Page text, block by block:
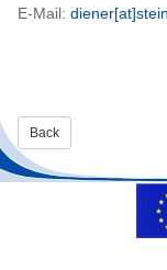
E-Mail:
Back